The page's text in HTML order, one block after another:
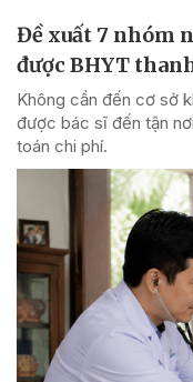
Đề xuất 7 nhóm
được BHYT
Không cần đến cơ sở
được bác sĩ đến tận
toán chi phí.